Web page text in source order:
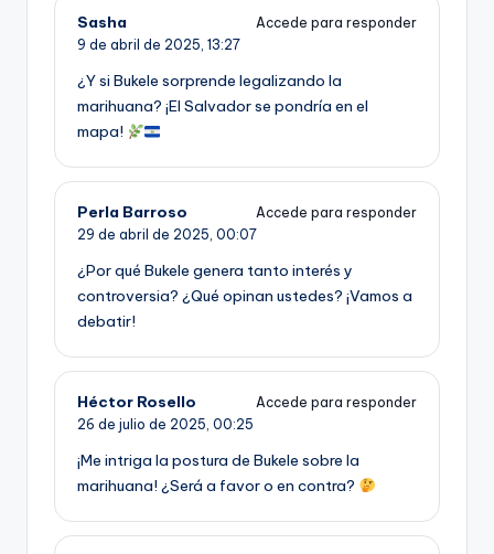
Sasha
Accede para responder
9 de abril de 2025, 13:27
¿Y si Bukele sorprende legalizando la
marihuana? ¡El Salvador se pondría en el
mapa!
Perla Barroso
Accede para responder
29 de abril de 2025, 00:07
¿Por qué Bukele genera tanto interés y
controversia? ¿Qué opinan ustedes? ¡Vamos a
debatir!
Héctor Rosello
Accede para responder
26 de julio de 2025, 00:25
¡Me intriga la postura de Bukele sobre la
marihuana! ¿Será a favor o en contra?